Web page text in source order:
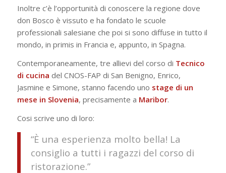
Inoltre c’è l’opportunità di conoscere la regione dove
don Bosco è vissuto e ha fondato le scuole
professionali salesiane che poi si sono diffuse in tutto il
mondo, in primis in Francia e, appunto, in Spagna.
Contemporaneamente, tre allievi del corso di Tecnico
di cucina del CNOS-FAP di San Benigno, Enrico,
Jasmine e Simone, stanno facendo uno stage di un
mese in Slovenia, precisamente a Maribor.
Cosi scrive uno di loro:
“È una esperienza molto bella! La
consiglio a tutti i ragazzi del corso di
ristorazione.”